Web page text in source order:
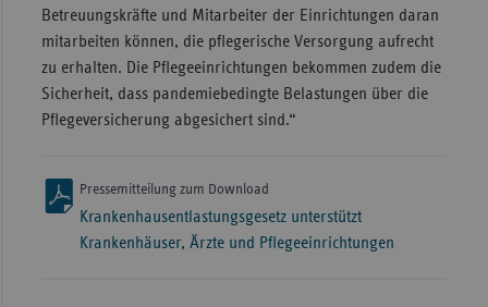
Betreuungskräfte und Mitarbeiter der Einrichtungen daran
mitarbeiten können, die pflegerische Versorgung aufrecht
zu erhalten. Die Pflegeeinrichtungen bekommen zudem die
Sicherheit, dass pandemiebedingte Belastungen über die
Pflegeversicherung abgesichert sind.“
Pressemitteilung zum Download
Krankenhausentlastungsgesetz unterstützt
Krankenhäuser, Ärzte und Pflegeeinrichtungen